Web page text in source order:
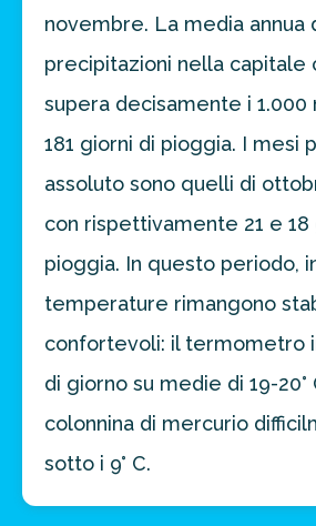
novembre. La media annua
precipitazioni nella capitale
supera decisamente i 1.000
181 giorni di pioggia. I mesi
assoluto sono quelli di
con rispettivamente 21 e 18
pioggia. In questo periodo,
temperature rimangono
confortevoli: il termometro
di giorno su medie di 19-
colonnina di mercurio
sotto i 9° C.